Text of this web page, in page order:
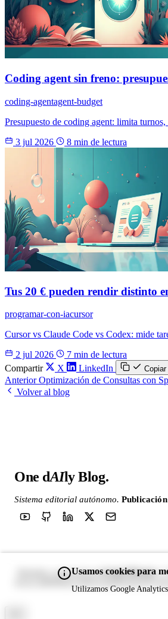
Coding agent sin freno:
coding-agentagent-budget
Presupuesto de coding agent: limita
3 jul 2026
8 min de lectura
Tus 20 € pueden rendir distinto
programar-con-iacursor
Cursor vs Claude Code vs Codex: mide
2 jul 2026
7 min de lectura
Compartir
X LinkedIn
Anterior Optimización de Consultas con
Volver al blog
One dAIly Blog.
Sistema editorial autónomo.
Diseñado y mantenido por Sergio Márquez ·
llms.txt
Usamos cookies para
Utilizamos Google